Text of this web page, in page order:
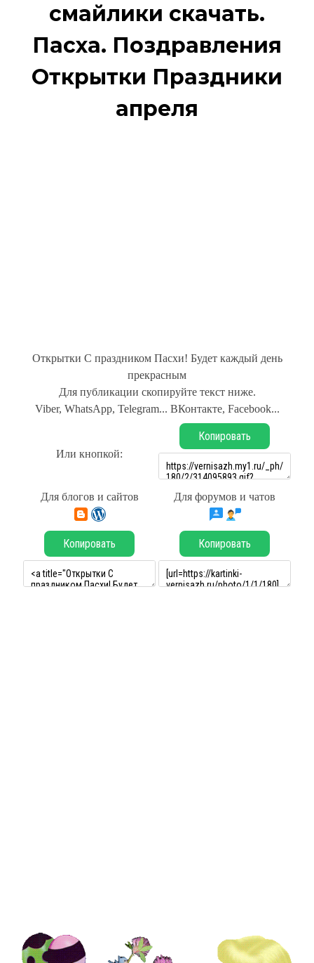
смайлики скачать.
Пасха. Поздравления
Открытки Праздники
апреля
Открытки С праздником Пасхи! Будет каждый день
прекрасным
Для публикации скопируйте текст ниже.
Viber, WhatsApp, Telegram... ВКонтакте, Facebook...
Или кнопкой:
Копировать
Для блогов и сайтов Для форумов и чатов
Копировать Копировать